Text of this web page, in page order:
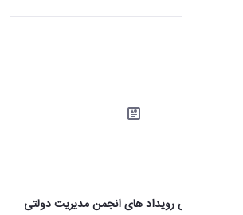
اطلاعیه برگزاری رویداد های انجمن مدیریت دولتی